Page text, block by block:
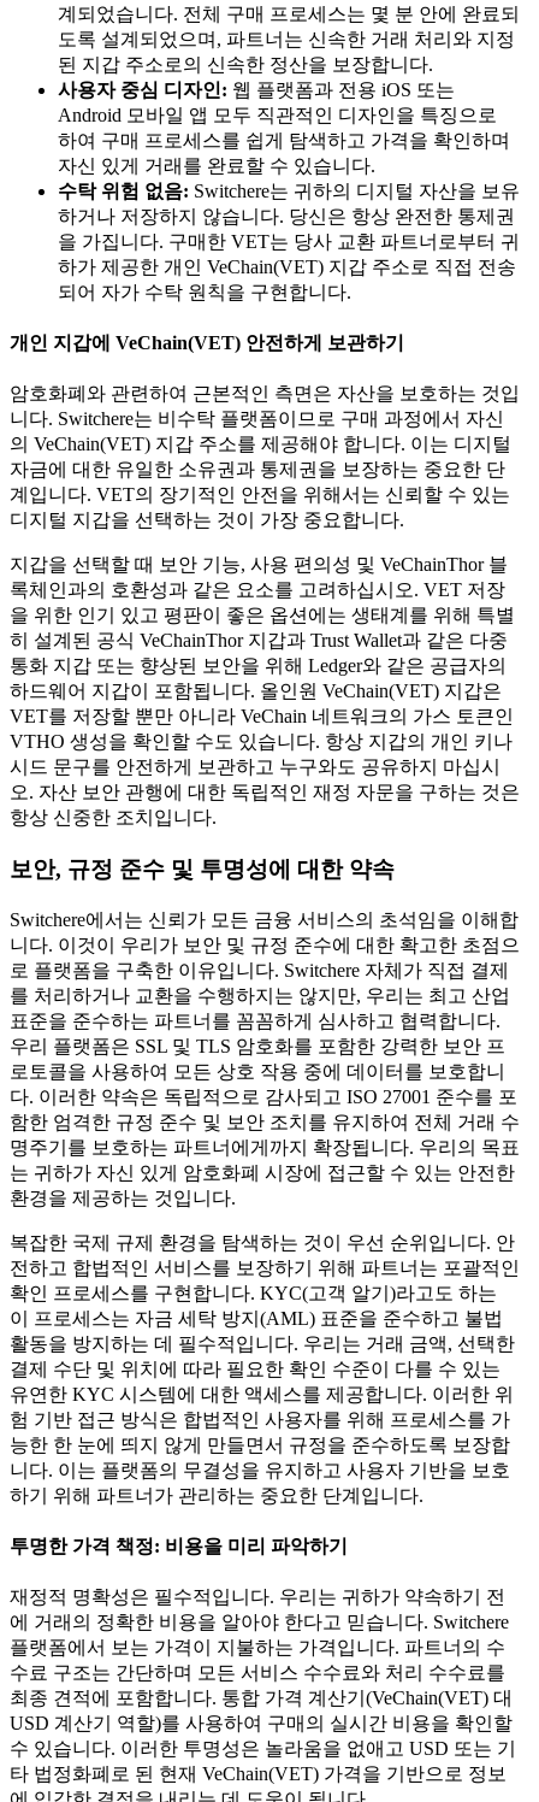
계되었습니다. 전체 구매 프로세스는 몇 분 안에 완료되
도록 설계되었으며, 파트너는 신속한 거래 처리와 지정
된 지갑 주소로의 신속한 정산을 보장합니다.
사용자 중심 디자인: 웹 플랫폼과 전용 iOS 또는
Android 모바일 앱 모두 직관적인 디자인을 특징으로
하여 구매 프로세스를 쉽게 탐색하고 가격을 확인하며
자신 있게 거래를 완료할 수 있습니다.
수탁 위험 없음: Switchere는 귀하의 디지털 자산을 보유
하거나 저장하지 않습니다. 당신은 항상 완전한 통제권
을 가집니다. 구매한 VET는 당사 교환 파트너로부터 귀
하가 제공한 개인 VeChain(VET) 지갑 주소로 직접 전송
되어 자가 수탁 원칙을 구현합니다.
개인 지갑에 VeChain(VET) 안전하게 보관하기
암호화폐와 관련하여 근본적인 측면은 자산을 보호하는 것입
니다. Switchere는 비수탁 플랫폼이므로 구매 과정에서 자신
의 VeChain(VET) 지갑 주소를 제공해야 합니다. 이는 디지털
자금에 대한 유일한 소유권과 통제권을 보장하는 중요한 단
계입니다. VET의 장기적인 안전을 위해서는 신뢰할 수 있는
디지털 지갑을 선택하는 것이 가장 중요합니다.
지갑을 선택할 때 보안 기능, 사용 편의성 및 VeChainThor 블
록체인과의 호환성과 같은 요소를 고려하십시오. VET 저장
을 위한 인기 있고 평판이 좋은 옵션에는 생태계를 위해 특별
히 설계된 공식 VeChainThor 지갑과 Trust Wallet과 같은 다중
통화 지갑 또는 향상된 보안을 위해 Ledger와 같은 공급자의
하드웨어 지갑이 포함됩니다. 올인원 VeChain(VET) 지갑은
VET를 저장할 뿐만 아니라 VeChain 네트워크의 가스 토큰인
VTHO 생성을 확인할 수도 있습니다. 항상 지갑의 개인 키나
시드 문구를 안전하게 보관하고 누구와도 공유하지 마십시
오. 자산 보안 관행에 대한 독립적인 재정 자문을 구하는 것은
항상 신중한 조치입니다.
보안, 규정 준수 및 투명성에 대한 약속
Switchere에서는 신뢰가 모든 금융 서비스의 초석임을 이해합
니다. 이것이 우리가 보안 및 규정 준수에 대한 확고한 초점으
로 플랫폼을 구축한 이유입니다. Switchere 자체가 직접 결제
를 처리하거나 교환을 수행하지는 않지만, 우리는 최고 산업
표준을 준수하는 파트너를 꼼꼼하게 심사하고 협력합니다.
우리 플랫폼은 SSL 및 TLS 암호화를 포함한 강력한 보안 프
로토콜을 사용하여 모든 상호 작용 중에 데이터를 보호합니
다. 이러한 약속은 독립적으로 감사되고 ISO 27001 준수를 포
함한 엄격한 규정 준수 및 보안 조치를 유지하여 전체 거래 수
명주기를 보호하는 파트너에게까지 확장됩니다. 우리의 목표
는 귀하가 자신 있게 암호화폐 시장에 접근할 수 있는 안전한
환경을 제공하는 것입니다.
복잡한 국제 규제 환경을 탐색하는 것이 우선 순위입니다. 안
전하고 합법적인 서비스를 보장하기 위해 파트너는 포괄적인
확인 프로세스를 구현합니다. KYC(고객 알기)라고도 하는
이 프로세스는 자금 세탁 방지(AML) 표준을 준수하고 불법
활동을 방지하는 데 필수적입니다. 우리는 거래 금액, 선택한
결제 수단 및 위치에 따라 필요한 확인 수준이 다를 수 있는
유연한 KYC 시스템에 대한 액세스를 제공합니다. 이러한 위
험 기반 접근 방식은 합법적인 사용자를 위해 프로세스를 가
능한 한 눈에 띄지 않게 만들면서 규정을 준수하도록 보장합
니다. 이는 플랫폼의 무결성을 유지하고 사용자 기반을 보호
하기 위해 파트너가 관리하는 중요한 단계입니다.
투명한 가격 책정: 비용을 미리 파악하기
재정적 명확성은 필수적입니다. 우리는 귀하가 약속하기 전
에 거래의 정확한 비용을 알아야 한다고 믿습니다. Switchere
플랫폼에서 보는 가격이 지불하는 가격입니다. 파트너의 수
수료 구조는 간단하며 모든 서비스 수수료와 처리 수수료를
최종 견적에 포함합니다. 통합 가격 계산기(VeChain(VET) 대
USD 계산기 역할)를 사용하여 구매의 실시간 비용을 확인할
수 있습니다. 이러한 투명성은 놀라움을 없애고 USD 또는 기
타 법정화폐로 된 현재 VeChain(VET) 가격을 기반으로 정보